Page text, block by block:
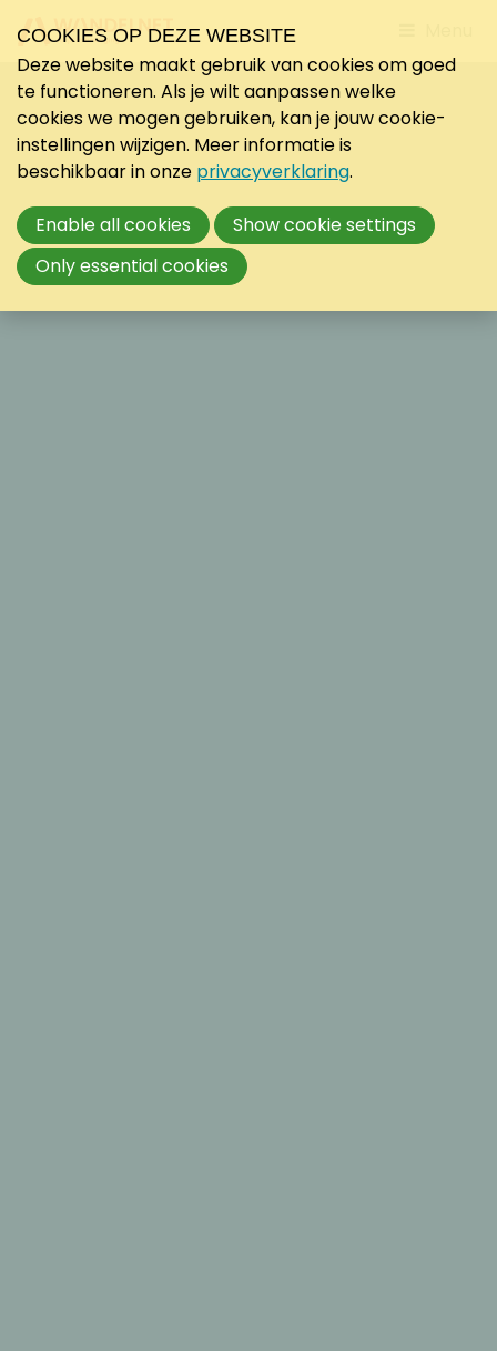
to
COOKIES OP DEZE WEBSITE
Deze website maakt gebruik van cookies om goed
te functioneren. Als je wilt aanpassen welke
cookies we mogen gebruiken, kan je jouw cookie-
instellingen wijzigen. Meer informatie is
beschikbaar in onze privacyverklaring.
Enable all cookies
Show cookie settings
Only essential cookies